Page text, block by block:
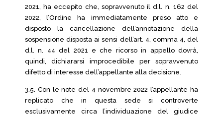
2021, ha eccepito che, sopravvenuto il d.l. n. 162 del
2022, l’Ordine ha immediatamente preso atto e
disposto la cancellazione dell’annotazione della
sospensione disposta ai sensi dell’art. 4, comma 4, del
d.l. n. 44 del 2021 e che ricorso in appello dovrà,
quindi, dichiararsi improcedibile per sopravvenuto
difetto di interesse dell’appellante alla decisione.
3.5. Con le note del 4 novembre 2022 l’appellante ha
replicato che in questa sede si controverte
esclusivamente circa l’individuazione del giudice